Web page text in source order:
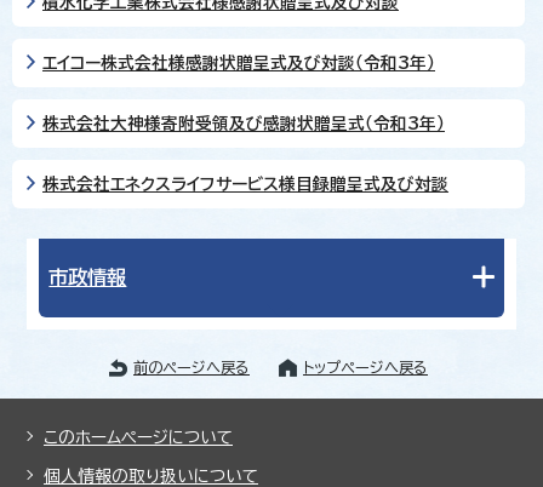
エイコー株式会社様感謝状贈呈式及び対談（令和3年）
株式会社大神様寄附受領及び感謝状贈呈式（令和3年）
株式会社エネクスライフサービス様目録贈呈式及び対談
市政情報
前のページへ戻る トップページへ戻る
このホームページについて
個人情報の取り扱いについて